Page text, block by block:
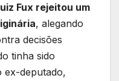
Fux rejeitou um
, alegando
decisões
tinha sido
ex-deputado,